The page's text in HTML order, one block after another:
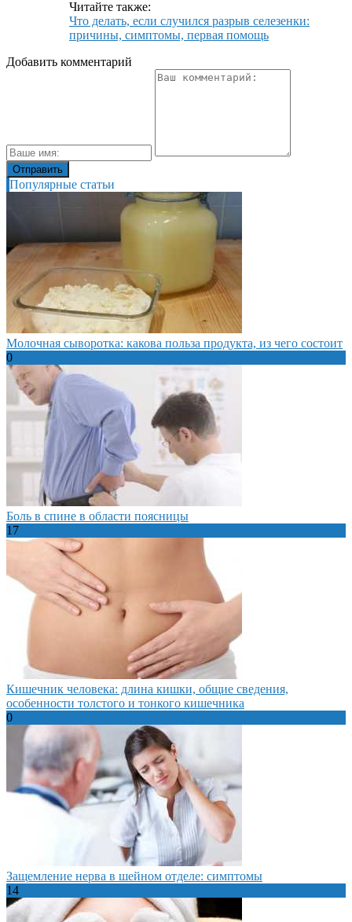
Читайте также:
Что делать, если случился разрыв селезенки:
причины, симптомы, первая помощь
Добавить комментарий
Популярные статьи
Молочная сыворотка: какова польза продукта, из чего состоит
0
Боль в спине в области поясницы
17
Кишечник человека: длина кишки, общие сведения,
особенности толстого и тонкого кишечника
0
Защемление нерва в шейном отделе: симптомы
14